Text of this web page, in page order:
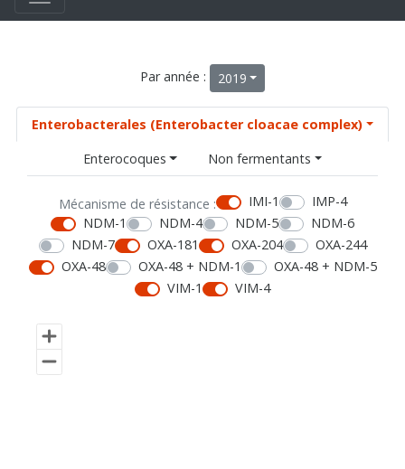
Par année : 2019
Enterobacterales (Enterobacter cloacae complex)
Enterocoques
Non fermentants
Mécanisme de résistance : IMI-1
IMP-4
NDM-1
NDM-4 NDM-5
NDM-6
NDM-7
OXA-181 OXA-204
OXA-244
OXA-48
OXA-48 + NDM-1
OXA-48 + NDM-5
VIM-1
VIM-4